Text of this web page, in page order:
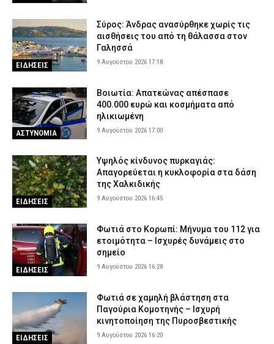
ΕΙΔΗΣΕΙΣ 9 Αυγούστου 2026 10:07
Σε εγρήγορση οι Αρχές για την έξαρση του ιού του Δυτικού
Νείλου – Στο επίκεντρο η Αττική, ποιοι κινδυνεύουν
περισσότερο
VITAL 9 Αυγούστου 2026 09:53
Πάρος: Στο «μικροσκόπιο» τα μέτρα ασφαλείας στο beach bar
όπου πνίγηκε ο τετράχρονος – Τι εξετάζουν οι Αρχές
ΑΣΤΥΝΟΜΙΑ 9 Αυγούστου 2026 09:37
ΕΙΔΗΣΕΙΣ
Σύρος: Άνδρας ανασύρθηκε χωρίς τις
αισθήσεις του από τη θάλασσα στον
Γαλησσά
9 Αυγούστου 2026 17:18
ΑΣΤΥΝΟΜΙΑ
Βοιωτία: Απατεώνας απέσπασε
400.000 ευρώ και κοσμήματα από
ηλικιωμένη
9 Αυγούστου 2026 17:00
ΕΙΔΗΣΕΙΣ
Υψηλός κίνδυνος πυρκαγιάς:
Απαγορεύεται η κυκλοφορία στα δάση
της Χαλκιδικής
9 Αυγούστου 2026 16:45
ΕΙΔΗΣΕΙΣ
Φωτιά στο Κορωπί: Μήνυμα του 112 για
ετοιμότητα – Ισχυρές δυνάμεις στο
σημείο
9 Αυγούστου 2026 16:28
ΕΙΔΗΣΕΙΣ
Φωτιά σε χαμηλή βλάστηση στα
Παγούρια Κομοτηνής – Ισχυρή
κινητοποίηση της Πυροσβεστικής
9 Αυγούστου 2026 16:20